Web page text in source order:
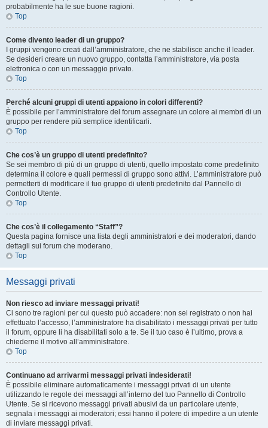
probabilmente ha le sue buone ragioni.
Top
Come divento leader di un gruppo?
I gruppi vengono creati dall’amministratore, che ne stabilisce anche il leader.
Se desideri creare un nuovo gruppo, contatta l’amministratore, via posta
elettronica o con un messaggio privato.
Top
Perché alcuni gruppi di utenti appaiono in colori differenti?
È possibile per l’amministratore del forum assegnare un colore ai membri di un
gruppo per rendere più semplice identificarli.
Top
Che cos’è un gruppo di utenti predefinito?
Se sei membro di più di un gruppo di utenti, quello impostato come predefinito
determina il colore e quali permessi di gruppo sono attivi. L’amministratore può
permetterti di modificare il tuo gruppo di utenti predefinito dal Pannello di
Controllo Utente.
Top
Che cos’è il collegamento “Staff”?
Questa pagina fornisce una lista degli amministratori e dei moderatori, dando
dettagli sui forum che moderano.
Top
Messaggi privati
Non riesco ad inviare messaggi privati!
Ci sono tre ragioni per cui questo può accadere: non sei registrato o non hai
effettuato l’accesso, l’amministratore ha disabilitato i messaggi privati per tutto
il forum, oppure li ha disabilitati solo a te. Se il tuo caso è l’ultimo, prova a
chiederne il motivo all’amministratore.
Top
Continuano ad arrivarmi messaggi privati indesiderati!
È possibile eliminare automaticamente i messaggi privati ​​di un utente
utilizzando le regole dei messaggi all’interno del tuo Pannello di Controllo
Utente. Se si ricevono messaggi privati ​​abusivi da un particolare utente,
segnala i messaggi ai moderatori; essi hanno il potere di impedire a un utente
di inviare messaggi privati​​.